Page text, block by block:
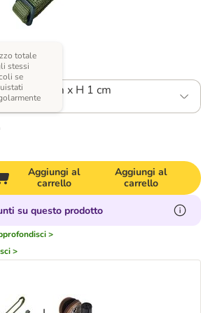
L 2 m x H 1 cm
totale
stessi
se
Aggiungi al
carrello
Aggiungi al
carrello
su questo prodotto
>
>